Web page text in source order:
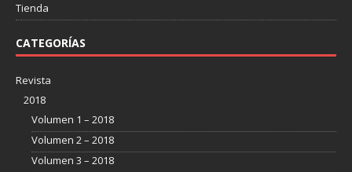
Tienda
CATEGORÍAS
Revista
2018
Volumen 1 – 2018
Volumen 2 – 2018
Volumen 3 – 2018